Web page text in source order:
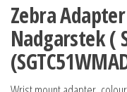
Zebra
Nadgarstek (